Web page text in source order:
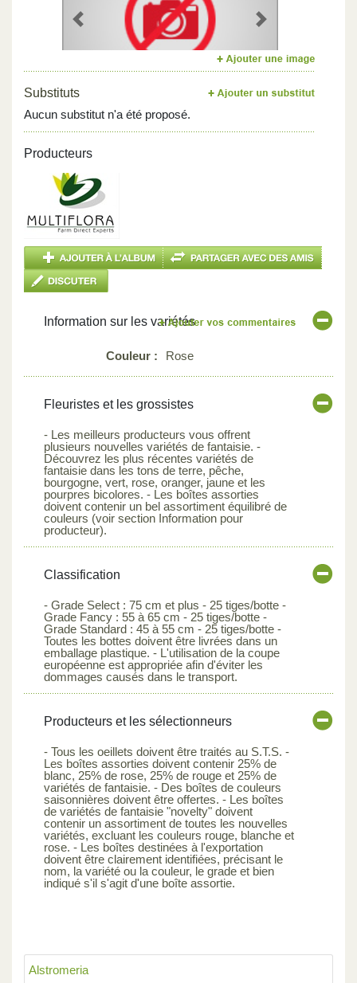
Alstromeria
Previous Next
Substituts
Aucun substitut n'a été proposé.
Producteurs
Information sur les variétés
Couleur : Rose
Fleuristes et les grossistes
- Les meilleurs producteurs vous offrent
plusieurs nouvelles variétés de fantaisie. -
Découvrez les plus récentes variétés de
fantaisie dans les tons de terre, pêche,
bourgogne, vert, rose, oranger, jaune et les
pourpres bicolores. - Les boîtes assorties
doivent contenir un bel assortiment équilibré de
couleurs (voir section Information pour
producteur).
Classification
- Grade Select : 75 cm et plus - 25 tiges/botte -
Grade Fancy : 55 à 65 cm - 25 tiges/botte -
Grade Standard : 45 à 55 cm - 25 tiges/botte -
Toutes les bottes doivent être livrées dans un
emballage plastique. - L'utilisation de la coupe
européenne est appropriée afin d'éviter les
dommages causés dans le transport.
Producteurs et les sélectionneurs
- Tous les oeillets doivent être traités au S.T.S. -
Les boîtes assorties doivent contenir 25% de
blanc, 25% de rose, 25% de rouge et 25% de
variétés de fantaisie. - Des boîtes de couleurs
saisonnières doivent être offertes. - Les boîtes
de variétés de fantaisie "novelty" doivent
contenir un assortiment de toutes les nouvelles
variétés, excluant les couleurs rouge, blanche et
rose. - Les boîtes destinées à l'exportation
doivent être clairement identifiées, précisant le
nom, la variété ou la couleur, le grade et bien
indiqué s'il s'agit d'une boîte assortie.